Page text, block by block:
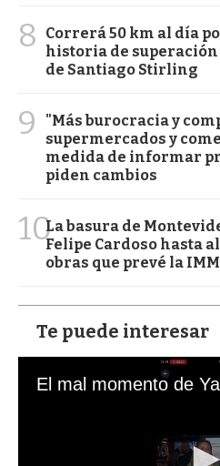
8
Correrá 50 km al día
historia de
de Santiago Stirling
9
"Más burocracia y
supermercados y
medida de informar
piden cambios
10La basura de
Felipe Cardoso hasta
obras que prevé la IMM
Te puede interesar